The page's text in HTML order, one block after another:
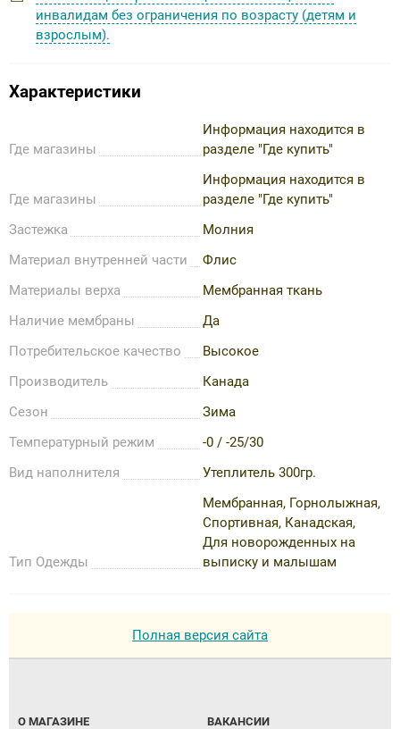
инвалидам без ограничения по возрасту (детям и
взрослым).
Характеристики
Где магазины
Информация находится в
разделе "Где купить"
Где магазины
Информация находится в
разделе "Где купить"
Застежка
Молния
Материал внутренней части
Флис
Материалы верха
Мембранная ткань
Наличие мембраны
Да
Потребительское качество
Высокое
Производитель
Канада
Сезон
Зима
Температурный режим
-0 / -25/30
Вид наполнителя
Утеплитель 300гр.
Тип Одежды
Мембранная, Горнолыжная,
Спортивная, Канадская,
Для новорожденных на
выписку и малышам
Полная версия сайта
О МАГАЗИНЕ ВАКАНСИИ